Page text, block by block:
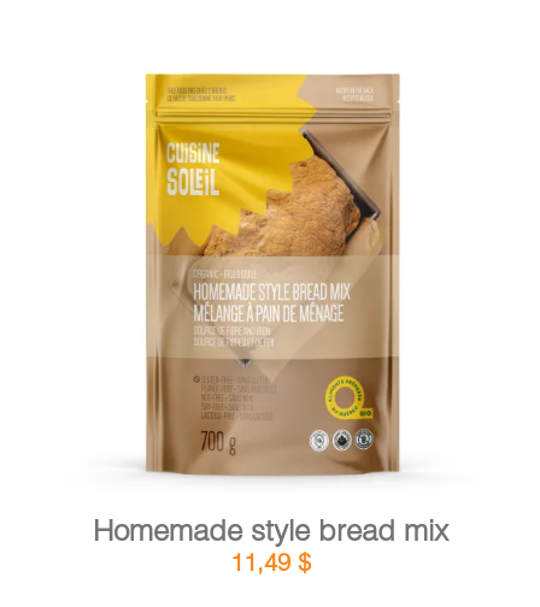
ADD TO CART DETAILS
Homemade style bread mix
11,49 $